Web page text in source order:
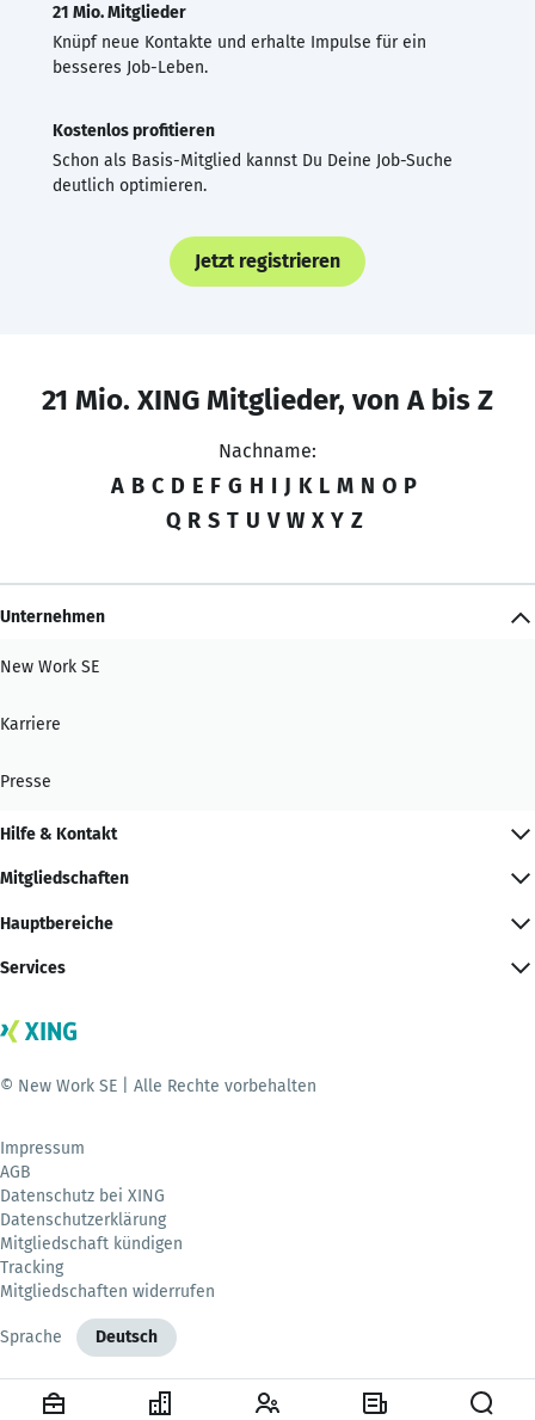
21 Mio. Mitglieder
Knüpf neue Kontakte und erhalte Impulse für ein
besseres Job-Leben.
Kostenlos profitieren
Schon als Basis-Mitglied kannst Du Deine Job-Suche
deutlich optimieren.
Jetzt registrieren
21 Mio. XING Mitglieder, von A bis Z
Nachname:
A B C D E F G H I J K L M N O P
Q R S T U V W X Y Z
Unternehmen
New Work SE
Karriere
Presse
Hilfe & Kontakt
Mitgliedschaften
Hauptbereiche
Services
© New Work SE | Alle Rechte vorbehalten
Impressum
AGB
Datenschutz bei XING
Datenschutzerklärung
Mitgliedschaft kündigen
Tracking
Mitgliedschaften widerrufen
Sprache Deutsch